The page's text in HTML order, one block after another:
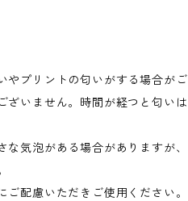
やプリントの匂いがする場合がご
ざいません。時間が経つと匂いは
な気泡がある場合がありますが、
ご配慮いただきご使用ください。